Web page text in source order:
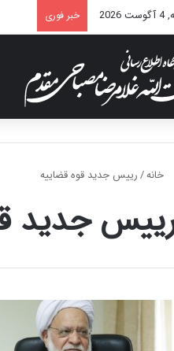
خبر فوری
خانه/رییس جدید قوه قضاییه
جدید